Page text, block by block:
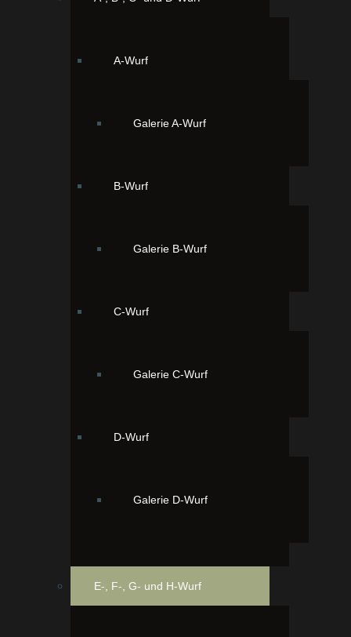
A-Wurf
Galerie A-Wurf
B-Wurf
Galerie B-Wurf
C-Wurf
Galerie C-Wurf
D-Wurf
Galerie D-Wurf
E-, F-, G- und H-Wurf
Unsere Zweitgeborene Franzi (Amy) 15:20 Uhr, 210